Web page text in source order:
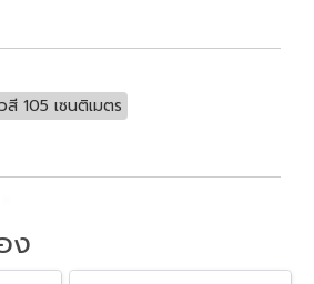
สี 105 เซนติเมตร
ง